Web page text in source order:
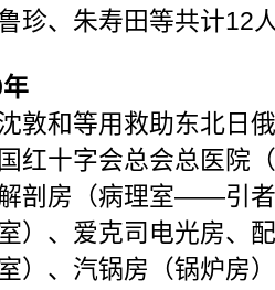
珍、朱寿田等共计12
年
和等用救助东北日俄
红十字会总会总医院
剖房（病理室——引
）、爱克司电光房、
）、汽锅房（锅炉房